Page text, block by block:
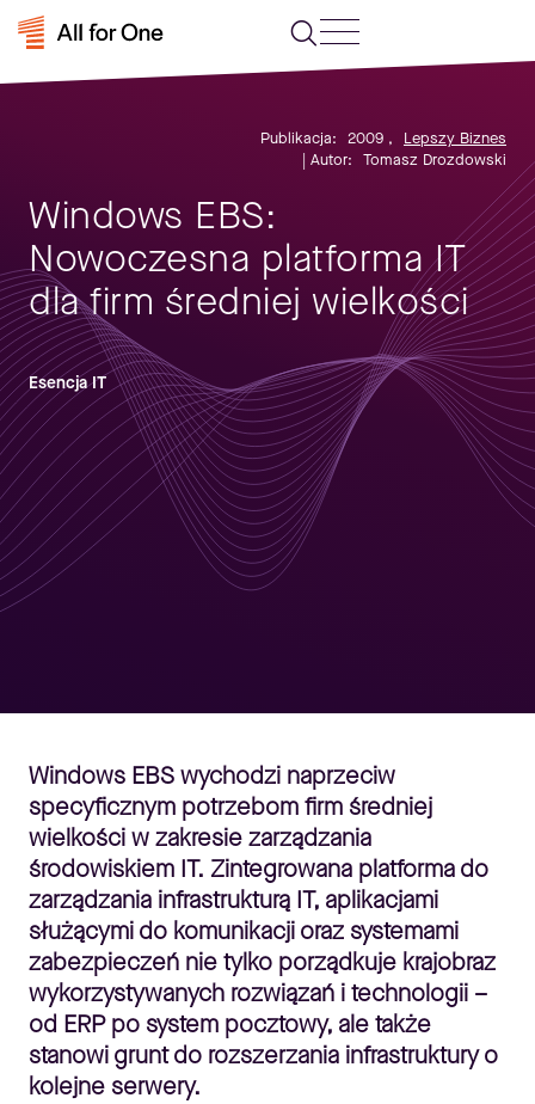
Publikacja: 2009 ,
Lepszy Biznes
| Autor: Tomasz Drozdowski
Windows EBS:
Nowoczesna platforma IT
dla firm średniej wielkości
Esencja IT
Windows EBS wychodzi naprzeciw
specyficznym potrzebom firm średniej
wielkości w zakresie zarządzania
środowiskiem IT. Zintegrowana platforma do
zarządzania infrastrukturą IT, aplikacjami
służącymi do komunikacji oraz systemami
zabezpieczeń nie tylko porządkuje krajobraz
wykorzystywanych rozwiązań i technologii –
od ERP po system pocztowy, ale także
stanowi grunt do rozszerzania infrastruktury o
kolejne serwery.